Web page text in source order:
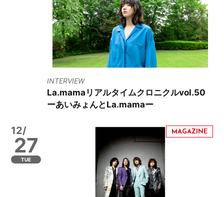
INTERVIEW
La.mamaリアルタイムクロニクルvol.50
ーあいみょんとLa.mamaー
12/
27
TUE